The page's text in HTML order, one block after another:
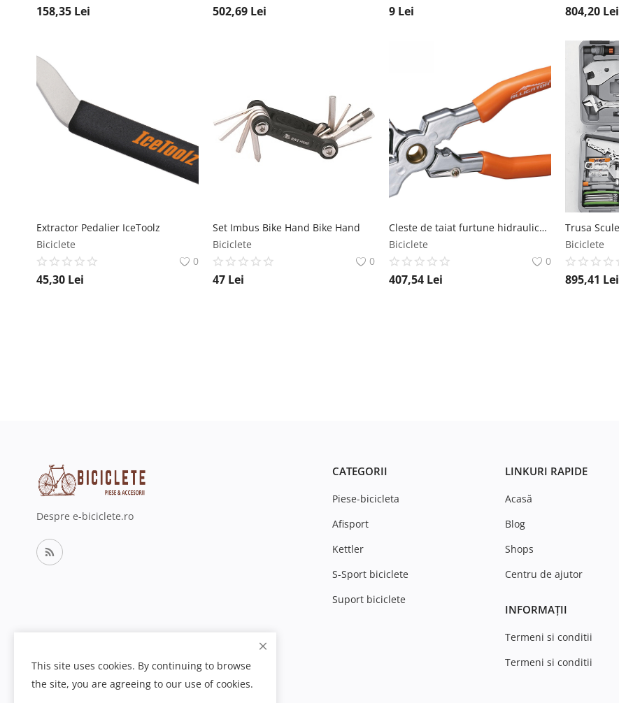
158,35 Lei 502,69 Lei 9 Lei 804,20 Lei
Extractor Pedalier IceToolz
Biciclete
0
45,30 Lei
Set Imbus Bike Hand Bike Hand
Biciclete
0
47 Lei
Cleste de taiat furtune hidraulice IceToolz
Biciclete
0
407,54 Lei
Biciclete
895,41 Lei
Despre e-biciclete.ro
CATEGORII
Piese-bicicleta
Afisport
Kettler
S-Sport biciclete
Suport biciclete
LINKURI RAPIDE
Acasă
Blog
Shops
Centru de ajutor
INFORMAȚII
Termeni si conditii
Termeni si conditii
This site uses cookies. By continuing to browse
the site, you are agreeing to our use of cookies.